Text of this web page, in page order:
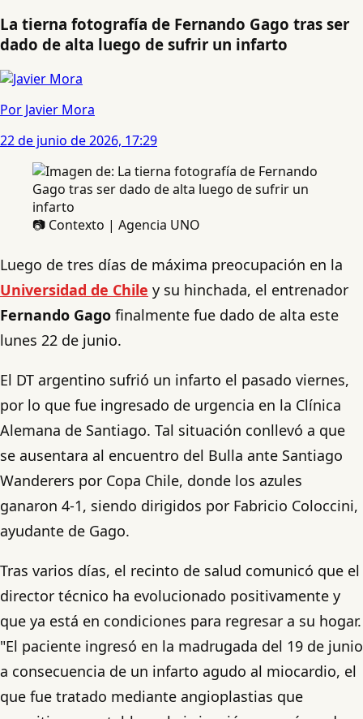
La tierna fotografía de Fernando Gago tras ser
dado de alta luego de sufrir un infarto
Por Javier Mora
22 de junio de 2026, 17:29
📷 Contexto | Agencia UNO
Luego de tres días de máxima preocupación en la
Universidad de Chile y su hinchada, el entrenador
Fernando Gago finalmente fue dado de alta este
lunes 22 de junio.
El DT argentino sufrió un infarto el pasado viernes,
por lo que fue ingresado de urgencia en la Clínica
Alemana de Santiago. Tal situación conllevó a que
se ausentara al encuentro del Bulla ante Santiago
Wanderers por Copa Chile, donde los azules
ganaron 4-1, siendo dirigidos por Fabricio Coloccini,
ayudante de Gago.
Tras varios días, el recinto de salud comunicó que el
director técnico ha evolucionado positivamente y
que ya está en condiciones para regresar a su hogar.
"El paciente ingresó en la madrugada del 19 de junio
a consecuencia de un infarto agudo al miocardio, el
que fue tratado mediante angioplastias que